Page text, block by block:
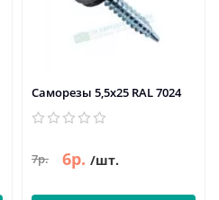
Саморезы 5,5х25 RAL 7024
7р. 6р. /шт.